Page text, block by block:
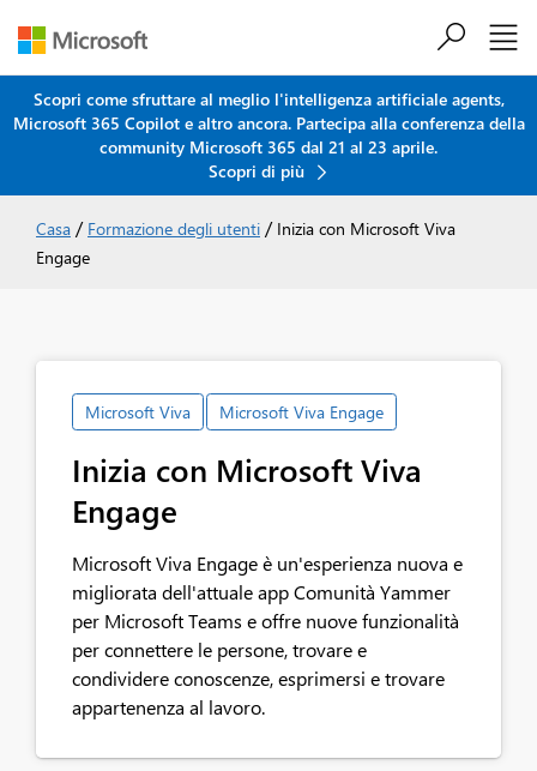
Salta al contenuto principale
Scopri come sfruttare al meglio l'intelligenza artificiale agents,
Microsoft 365 Copilot e altro ancora. Partecipa alla conferenza della
community Microsoft 365 dal 21 al 23 aprile.
Scopri di più
Casa / Formazione degli utenti / Inizia con Microsoft Viva
Engage
Microsoft Viva Microsoft Viva Engage
Inizia con Microsoft Viva
Engage
Microsoft Viva Engage è un'esperienza nuova e
migliorata dell'attuale app Comunità Yammer
per Microsoft Teams e offre nuove funzionalità
per connettere le persone, trovare e
condividere conoscenze, esprimersi e trovare
appartenenza al lavoro.